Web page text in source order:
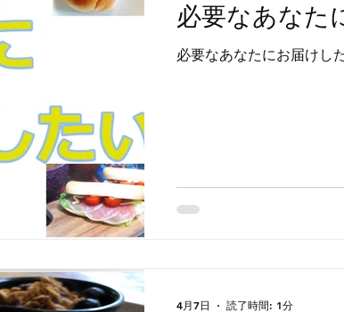
必要なあなた
必要なあなたにお届けし
4月7日 読了時間: 1分